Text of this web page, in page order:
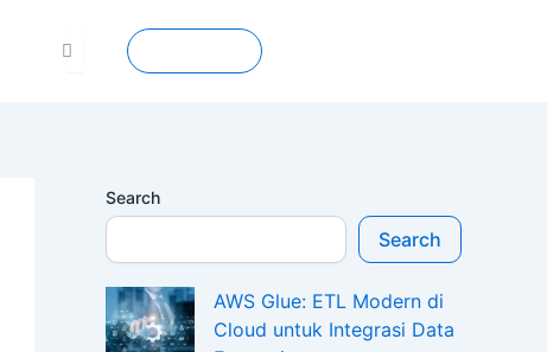
Search
Search
AWS Glue: ETL Modern di
Cloud untuk Integrasi Data